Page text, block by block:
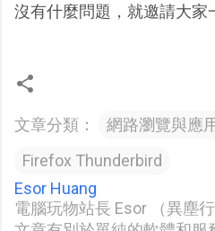
沒有什麼問題，就邀請大家
文章分類：
網路瀏覽與應
Firefox Thunderbird
Esor Huang
電腦玩物站長 Esor （異塵